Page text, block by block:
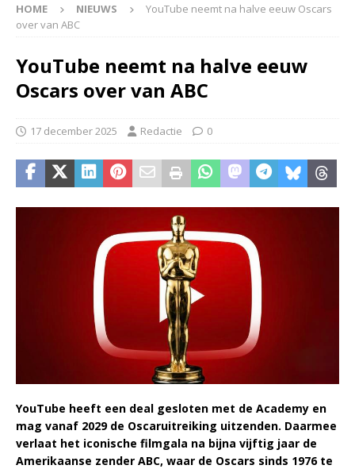
HOME NIEUWS
YouTube neemt na halve eeuw Oscars
over van ABC
YouTube neemt na halve eeuw
Oscars over van ABC
17 december 2025 Redactie 0
YouTube heeft een deal gesloten met de Academy en
mag vanaf 2029 de Oscaruitreiking uitzenden. Daarmee
verlaat het iconische filmgala na bijna vijftig jaar de
Amerikaanse zender ABC, waar de Oscars sinds 1976 te